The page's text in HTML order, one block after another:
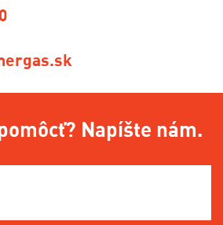
Napíšte nám.